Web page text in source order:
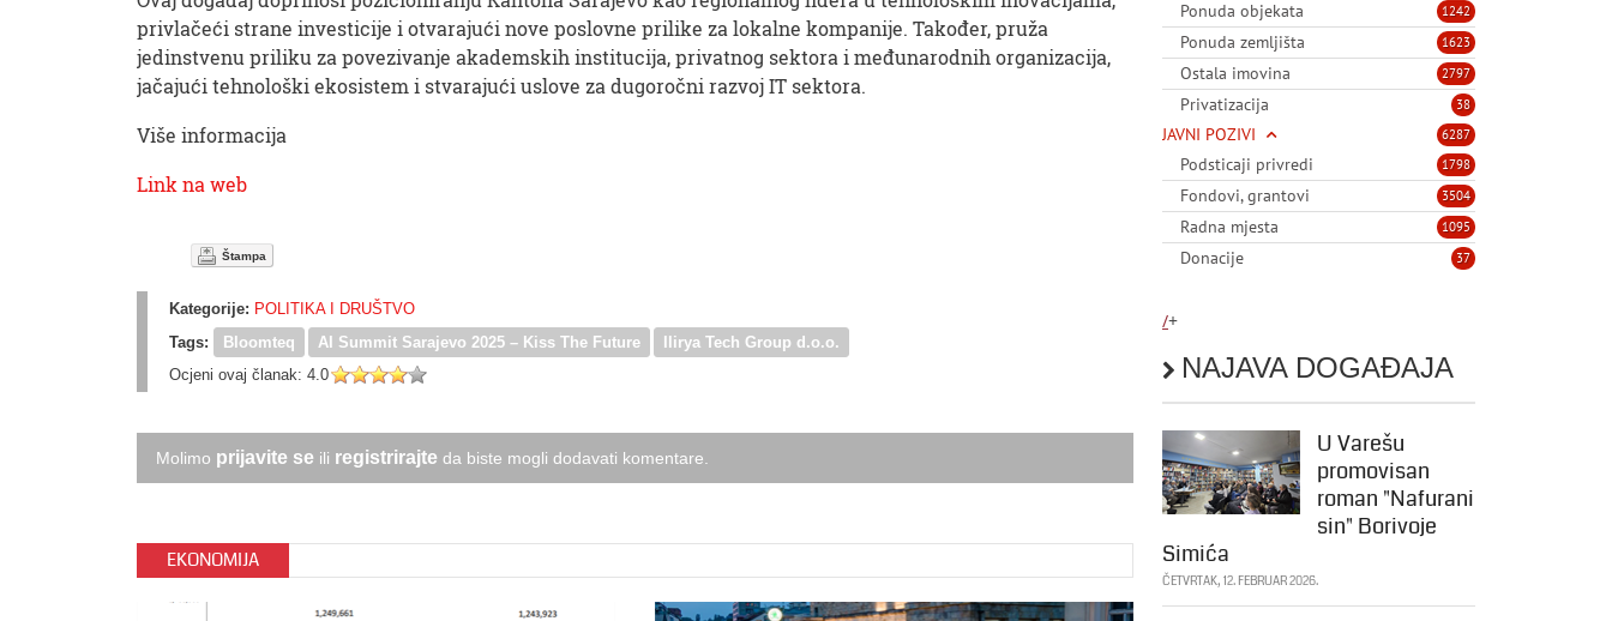
privlačeći strane investicije i otvarajući nove poslovne prilike za lokalne kompanije. Također, pruža
jedinstvenu priliku za povezivanje akademskih institucija, privatnog sektora i međunarodnih organizacija,
jačajući tehnološki ekosistem i stvarajući uslove za dugoročni razvoj IT sektora.
Više informacija
Link na web
Štampa
Kategorije: POLITIKA I DRUŠTVO
Tags:
Bloomteq AI Summit Sarajevo 2025 – Kiss The Future
Ilirya Tech Group d.o.o.
Ocjeni ovaj članak: 4.0
Molimo prijavite se ili registrirajte da biste mogli dodavati komentare.
EKONOMIJA
1242
Ponuda objekata
1623
Ponuda zemljišta
2797
Ostala imovina
38
Privatizacija
6287
JAVNI POZIVI
1798
Podsticaji privredi
3504
Fondovi, grantovi
1095
Radna mjesta
37
Donacije
/+
NAJAVA DOGAĐAJA
U Varešu
promovisan
roman "Nafurani
sin" Borivoje
Simića
ČETVRTAK, 12. FEBRUAR 2026.